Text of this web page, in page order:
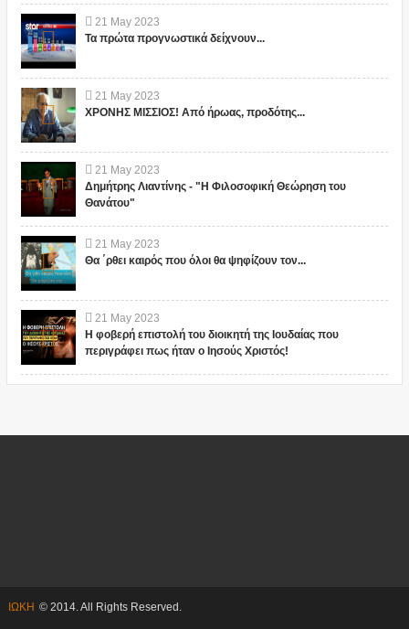
21 May 2023
Τα πρώτα προγνωστικά δείχνουν...
21 May 2023
ΧΡΟΝΗΣ ΜΙΣΣΙΟΣ! Από ήρωας, προδότης...
21 May 2023
Δημήτρης Λιαντίνης - "Η Φιλοσοφική Θεώρηση του
Θανάτου"
21 May 2023
Θα ΄ρθει καιρός που όλοι θα ψηφίζουν τον...
21 May 2023
Η φοβερή επιστολή του διοικητή της Ιουδαίας που
περιγράφει πως ήταν ο Ιησούς Χριστός!
ΙΩΚΗ © 2014. All Rights Reserved.